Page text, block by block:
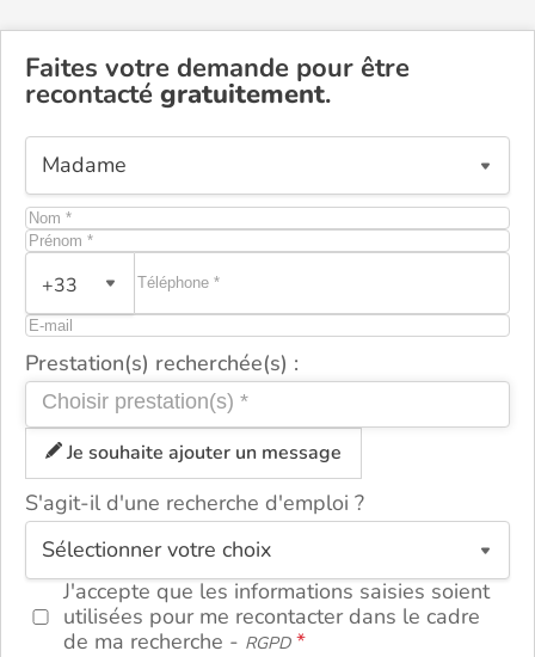
Faites votre demande pour être
recontacté gratuitement.
+33
Prestation(s) recherchée(s) :
Je souhaite ajouter un message
S'agit-il d'une recherche d'emploi ?
J'accepte que les informations saisies soient
utilisées pour me recontacter dans le cadre
de ma recherche - RGPD
ou